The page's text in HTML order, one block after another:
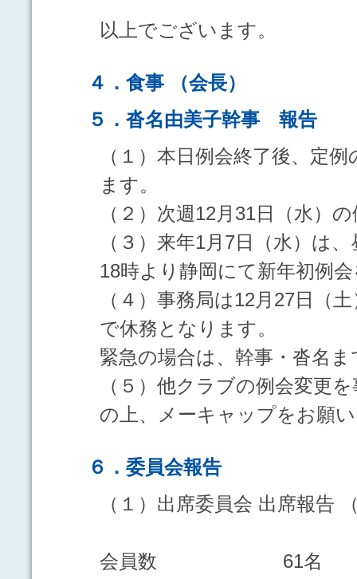
以上でございます。
４．食事 （会長）
５．沓名由美子幹事 報告
（１）本日例会終了後、定
ます。
（２）次週12月31日（水）
（３）来年1月7日（水）は
18時より静岡にて新年初例
（４）事務局は12月27日（
で休務となります。
緊急の場合は、幹事・沓名
（５）他クラブの例会変更
の上、メーキャップをお願
６．委員会報告
（１）出席委員会 出席報告
会員数 61名